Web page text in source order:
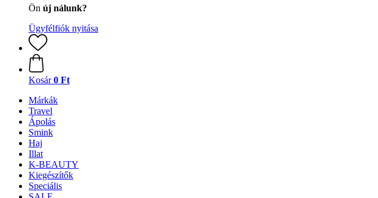
Ön új nálunk?
Ügyfélfiók nyitása
Kosár 0 Ft
Márkák
Travel
Ápolás
Smink
Haj
Illat
K-BEAUTY
Kiegészítők
Speciális